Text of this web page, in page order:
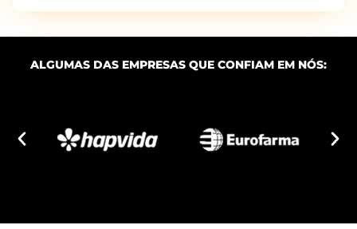
ALGUMAS DAS EMPRESAS QUE CONFIAM EM NÓS: